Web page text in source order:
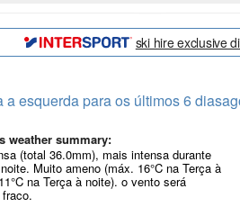
ski hire exclusive
a esquerda para os últimos 6 dias
weather summary:
(total 36.0mm), mais intensa durante
Muito ameno (máx. 16°C na Terça à
na Terça à noite). o vento será